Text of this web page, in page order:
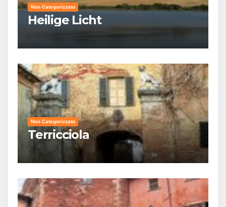
Non Categorizzato
Heilige Licht
Non Categorizzato
Terricciola